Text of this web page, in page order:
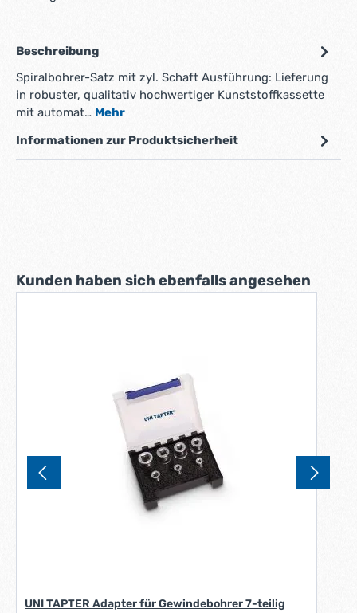
Beschreibung
Spiralbohrer-Satz mit zyl. Schaft Ausführung: Lieferung
in robuster, qualitativ hochwertiger Kunststoffkassette
mit automat… Mehr
Informationen zur Produktsicherheit
Produktgalerie überspringen
Kunden haben sich ebenfalls angesehen
UNI TAPTER Adapter für Gewindebohrer 7-teilig